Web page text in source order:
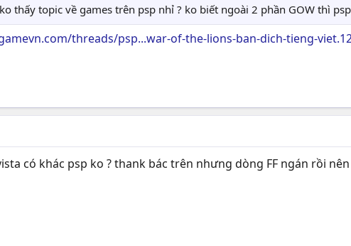
thấy topic về games trên psp nhỉ ? ko biết ngoài 2 phần GOW thì
threads/psp...war-of-the-lions-ban-dich-tieng-
có khác psp ko ? thank bác trên nhưng dòng FF ngán rồi